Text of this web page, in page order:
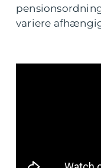
variere